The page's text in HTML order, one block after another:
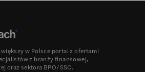
w Polsce portal z ofertami
z branży finansowej,
oraz sektora BPO/SSC.